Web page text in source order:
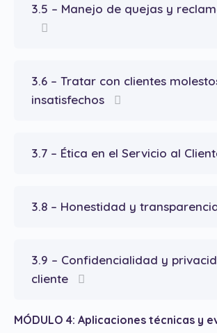
3.5 – Manejo de quejas y
3.6 – Tratar con clientes
insatisfechos
3.7 – Ética en el Servicio al
3.8 – Honestidad y
3.9 – Confidencialidad y
cliente
MÓDULO 4: Aplicaciones técnicas y